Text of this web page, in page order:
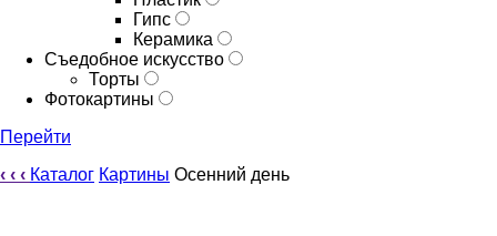
Гипс
Керамика
Съедобное искусство
Торты
Фотокартины
Перейти
‹ ‹ ‹ Каталог Картины Осенний день